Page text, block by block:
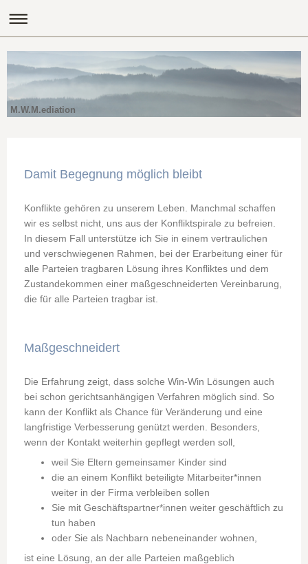
M.W.M.ediation
Damit Begegnung möglich bleibt
Konflikte gehören zu unserem Leben. Manchmal schaffen
wir es selbst nicht, uns aus der Konfliktspirale zu befreien.
In diesem Fall unterstütze ich Sie in einem vertraulichen
und verschwiegenen Rahmen, bei der Erarbeitung einer für
alle Parteien tragbaren Lösung ihres Konfliktes und dem
Zustandekommen einer maßgeschneiderten Vereinbarung,
die für alle Parteien tragbar ist.
Maßgeschneidert
Die Erfahrung zeigt, dass solche Win-Win Lösungen auch
bei schon gerichtsanhängigen Verfahren möglich sind. So
kann der Konflikt als Chance für Veränderung und eine
langfristige Verbesserung genützt werden. Besonders,
wenn der Kontakt weiterhin gepflegt werden soll,
weil Sie Eltern gemeinsamer Kinder sind
die an einem Konflikt beteiligte Mitarbeiter*innen
weiter in der Firma verbleiben sollen
Sie mit Geschäftspartner*innen weiter geschäftlich zu
tun haben
oder Sie als Nachbarn nebeneinander wohnen,
ist eine Lösung, an der alle Parteien maßgeblich